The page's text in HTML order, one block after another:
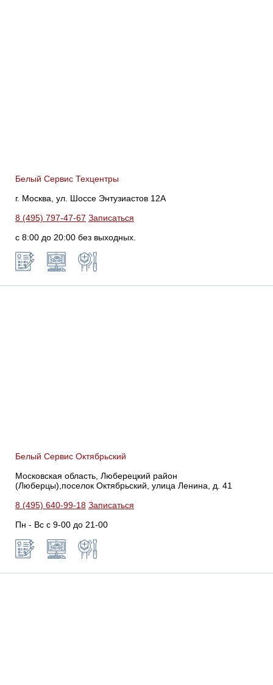
Белый Сервис Техцентры
г. Москва, ул. Шоссе Энтузиастов 12А
8 (495) 797-47-67 Записаться
с 8:00 до 20:00 без выходных.
Белый Сервис Октябрьский
Московская область, Люберецкий район
(Люберцы),поселок Октябрьский, улица Ленина, д. 41
8 (495) 640-99-18 Записаться
Пн - Вс с 9-00 до 21-00